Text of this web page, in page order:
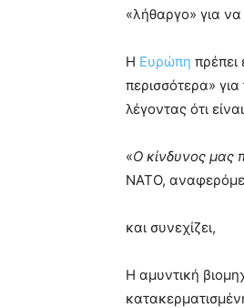
«λήθαργο» για
Η Ευρώπη
περισσότερα»
λέγοντας ότι
«Ο κίνδυνος μας
ΝΑΤΟ,
και συνεχίζει,
Η αμυντική